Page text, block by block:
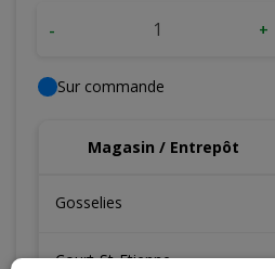
- +
Sur commande
Magasin / Entrepôt
Gosselies
Court-St-Etienne